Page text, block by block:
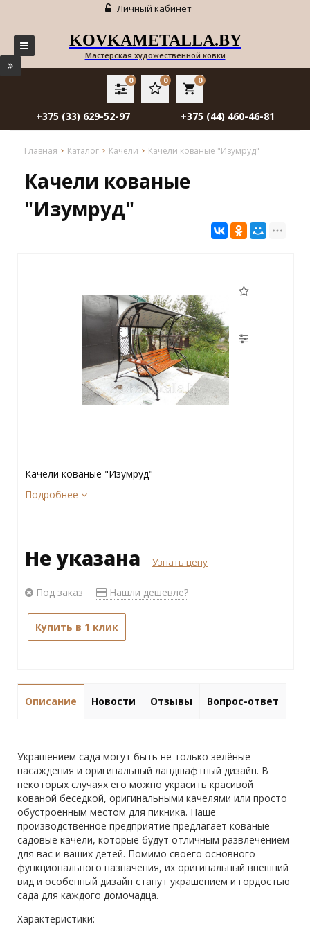
Личный кабинет
KOVKAMETALLA.BY
Мастерская художественной ковки
local_grocery_store
0
0
0
+375 (33) 629-52-97 +375 (44) 460-46-81
Главная Каталог Качели Качели кованые "Изумруд"
Качели кованые
"Изумруд"
Качели кованые "Изумруд"
Подробнее
Не указана Узнать цену
Под заказ Нашли дешевле?
Купить в 1 клик
Описание Новости Отзывы Вопрос-ответ
Украшением сада могут быть не только зелёные
насаждения и оригинальный ландшафтный дизайн. В
некоторых случаях его можно украсить красивой
кованой беседкой, оригинальными качелями или просто
обустроенным местом для пикника. Наше
производственное предприятие предлагает кованые
садовые качели, которые будут отличным развлечением
для вас и ваших детей. Помимо своего основного
функционального назначения, их оригинальный внешний
вид и особенный дизайн станут украшением и гордостью
сада для каждого домочадца.
Характеристики: